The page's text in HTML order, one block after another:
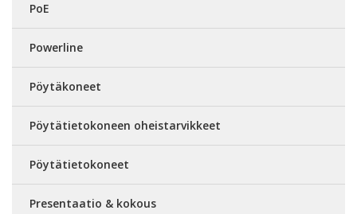
PoE
Powerline
Pöytäkoneet
Pöytätietokoneen oheistarvikkeet
Pöytätietokoneet
Presentaatio & kokous